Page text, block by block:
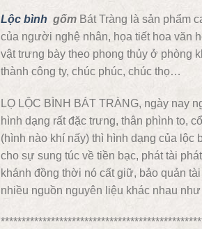
Lộc bình gốm Bát Tràng là sản phẩm
của người nghệ nhân, họa tiết hoa văn
vật trưng bày theo phong thủy ở phòng
thành công ty, chúc phúc, chúc thọ…
LỌ LỘC BÌNH BÁT TRÀNG, ngày nay
hình dạng rất đặc trưng, thân phình to,
(hình nào khí nấy) thì hình dạng của lộc
cho sự sung túc về tiền bạc, phát tài
khánh đồng thời nó cất giữ, bảo quản
nhiều nguồn nguyên liệu khác nhau